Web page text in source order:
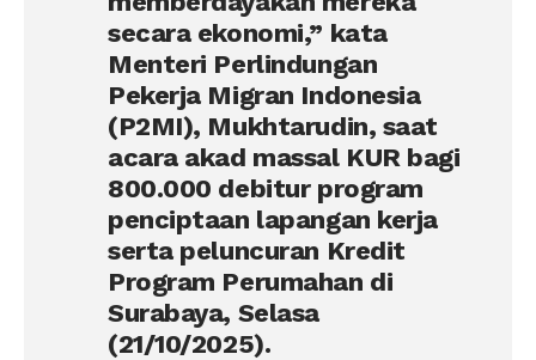
secara ekonomi,” kata
Menteri Perlindungan
Pekerja Migran Indonesia
(P2MI), Mukhtarudin, saat
acara akad massal KUR bagi
800.000 debitur program
penciptaan lapangan kerja
serta peluncuran Kredit
Program Perumahan di
Surabaya, Selasa
(21/10/2025).